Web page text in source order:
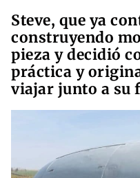
Steve, que ya
construyendo
pieza y decidió
práctica y
viajar junto a su